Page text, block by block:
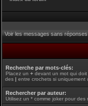
Voir les messages sans réponses
Recherche par mots-clés:
Placez un + devant un mot qui
des | entre crochets si uniquement
Rechercher par auteur:
Utilisez un * comme joker pour des